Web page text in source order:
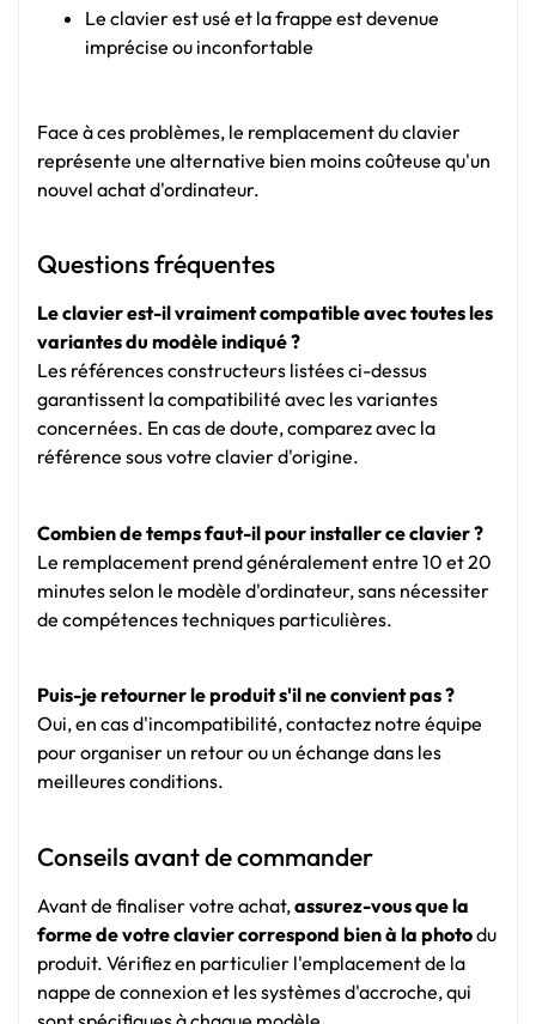
Le clavier est usé et la frappe est devenue
imprécise ou inconfortable
Face à ces problèmes, le remplacement du clavier
représente une alternative bien moins coûteuse qu'un
nouvel achat d'ordinateur.
Questions fréquentes
Le clavier est-il vraiment compatible avec toutes les
variantes du modèle indiqué ?
Les références constructeurs listées ci-dessus
garantissent la compatibilité avec les variantes
concernées. En cas de doute, comparez avec la
référence sous votre clavier d'origine.
Combien de temps faut-il pour installer ce clavier ?
Le remplacement prend généralement entre 10 et 20
minutes selon le modèle d'ordinateur, sans nécessiter
de compétences techniques particulières.
Puis-je retourner le produit s'il ne convient pas ?
Oui, en cas d'incompatibilité, contactez notre équipe
pour organiser un retour ou un échange dans les
meilleures conditions.
Conseils avant de commander
Avant de finaliser votre achat,assurez-vous que la
forme de votre clavier correspond bien à la photodu
produit. Vérifiez en particulier l'emplacement de la
nappe de connexion et les systèmes d'accroche, qui